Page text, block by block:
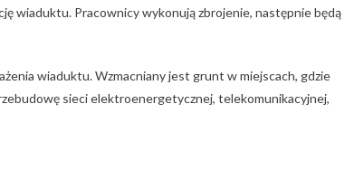
wiaduktu. Pracownicy wykonują zbrojenie, następnie będą
wiaduktu. Wzmacniany jest grunt w miejscach, gdzie
sieci elektroenergetycznej, telekomunikacyjnej,